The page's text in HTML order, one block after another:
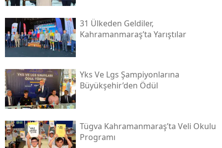
31 Ülkeden Geldiler,
Kahramanmaraş’ta Yarıştılar
Yks Ve Lgs Şampiyonlarına
Büyükşehir’den Ödül
Tügva Kahramanmaraş’ta Veli Okulu
Programı